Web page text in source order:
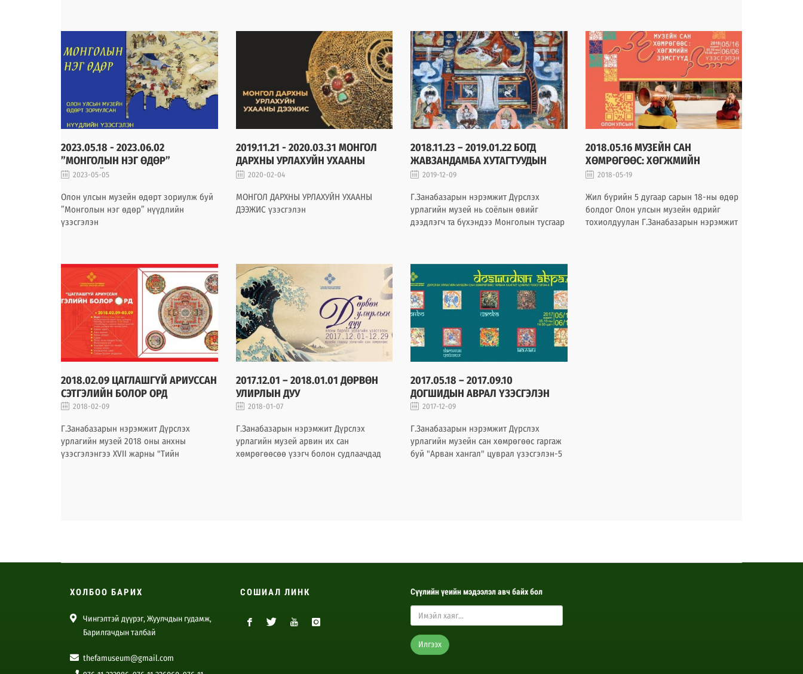
ширхэг барын дардас, 1 ширхэг
хатгамалаас бүрдсэн нийт 79 бүтээл
тавигдана.
нь” бүтээлийг эх хувиар сан хөмрөгөөс
дэглэн үзүүлж байна.
2023.05.18 - 2023.06.02
”МОНГОЛЫН НЭГ ӨДӨР”
НҮҮДЛИЙН ҮЗЭСГЭЛЭН /
2023-05-05
Олон улсын музейн өдөрт зориулж буй
”Монголын нэг өдөр” нүүдлийн
үзэсгэлэн
2019.11.21 - 2020.03.31 МОНГОЛ
ДАРХНЫ УРЛАХУЙН УХААНЫ
ДЭЭЖИС
2020-02-04
МОНГОЛ ДАРХНЫ УРЛАХУЙН УХААНЫ
ДЭЭЖИС үзэсгэлэн
2018.11.23 – 2019.01.22 БОГД
ЖАВЗАНДАМБА ХУТАГТУУДЫН
ДҮР, ДҮРСЛЭЛ XVII-XX ЗУУН
2019-12-09
Г.Занабазарын нэрэмжит Дүрслэх
урлагийн музей нь соёлын өвийг
дээдлэгч та бүхэндээ Монголын тусгаар
зуун/” үзэсгэлэнг зохион байгуулж
оюуны мэлмийд тань өргөн барьж
байна.
2018.05.16 МУЗЕЙН САН
ХӨМРӨГӨӨС: ХӨГЖМИЙН
ЗЭМСГҮҮД
2018-05-19
Жил бүрийн 5 дугаар сарын 18-ны өдөр
болдог Олон улсын музейн өдрийг
тохиолдуулан Г.Занабазарын нэрэмжит
2018.02.09 ЦАГЛАШГҮЙ АРИУССАН
СЭТГЭЛИЙН БОЛОР ОРД
2018-02-09
Г.Занабазарын нэрэмжит Дүрслэх
урлагийн музей 2018 оны анхны
үзэсгэлэнгээ XVII жарны "Тийн
2017.12.01 – 2018.01.01 ДӨРВӨН
УЛИРЛЫН ДУУ
2018-01-07
Г.Занабазарын нэрэмжит Дүрслэх
урлагийн музей арвин их сан
хөмрөгөөсөө үзэгч болон судлаачдад
байгаа юм.
2017.05.18 – 2017.09.10
ДОГШИДЫН АВРАЛ ҮЗЭСГЭЛЭН
2017-12-09
Г.Занабазарын нэрэмжит Дүрслэх
урлагийн музейн сан хөмрөгөөс гаргаж
буй "Арван хангал" цуврал үзэсгэлэн-5
ХОЛБОО БАРИХ
Чингэлтэй дүүрэг, Жуулчдын гудамж,
Барилгачдын талбай
thefamuseum@gmail.com
СОШИАЛ ЛИНК Сүүлийн үеийн мэдээлэл авч байх бол
Илгээх